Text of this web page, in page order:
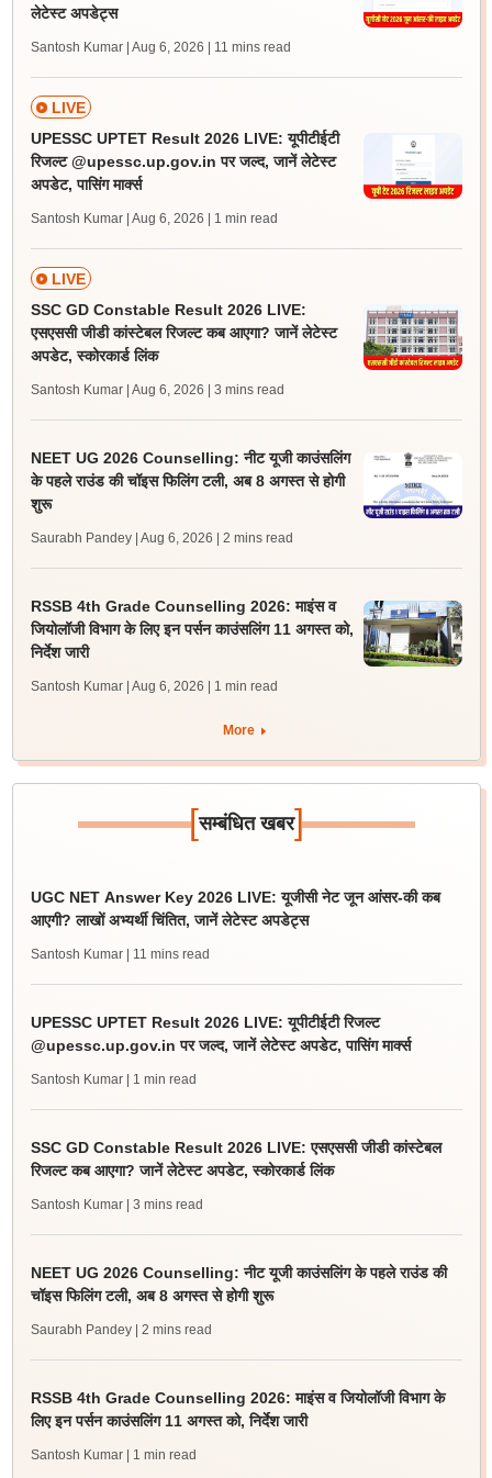
लेटेस्ट अपडेट्स
Santosh Kumar | Aug 6, 2026 | 11 mins read
LIVE
UPESSC UPTET Result 2026 LIVE: यूपीटीईटी
रिजल्ट @upessc.up.gov.in पर जल्द, जानें लेटेस्ट
अपडेट, पासिंग मार्क्स
Santosh Kumar | Aug 6, 2026 | 1 min read
LIVE
SSC GD Constable Result 2026 LIVE:
एसएससी जीडी कांस्टेबल रिजल्ट कब आएगा? जानें लेटेस्ट
अपडेट, स्कोरकार्ड लिंक
Santosh Kumar | Aug 6, 2026 | 3 mins read
NEET UG 2026 Counselling: नीट यूजी काउंसलिंग
के पहले राउंड की चॉइस फिलिंग टली, अब 8 अगस्त से होगी
शुरू
Saurabh Pandey | Aug 6, 2026 | 2 mins read
RSSB 4th Grade Counselling 2026: माइंस व
जियोलॉजी विभाग के लिए इन पर्सन काउंसलिंग 11 अगस्त को,
निर्देश जारी
Santosh Kumar | Aug 6, 2026 | 1 min read
More
[सम्बंधित खबर]
UGC NET Answer Key 2026 LIVE: यूजीसी नेट जून आंसर-की कब
आएगी? लाखों अभ्यर्थी चिंतित, जानें लेटेस्ट अपडेट्स
Santosh Kumar | 11 mins read
UPESSC UPTET Result 2026 LIVE: यूपीटीईटी रिजल्ट
@upessc.up.gov.in पर जल्द, जानें लेटेस्ट अपडेट, पासिंग मार्क्स
Santosh Kumar | 1 min read
SSC GD Constable Result 2026 LIVE: एसएससी जीडी कांस्टेबल
रिजल्ट कब आएगा? जानें लेटेस्ट अपडेट, स्कोरकार्ड लिंक
Santosh Kumar | 3 mins read
NEET UG 2026 Counselling: नीट यूजी काउंसलिंग के पहले राउंड की
चॉइस फिलिंग टली, अब 8 अगस्त से होगी शुरू
Saurabh Pandey | 2 mins read
RSSB 4th Grade Counselling 2026: माइंस व जियोलॉजी विभाग के
लिए इन पर्सन काउंसलिंग 11 अगस्त को, निर्देश जारी
Santosh Kumar | 1 min read